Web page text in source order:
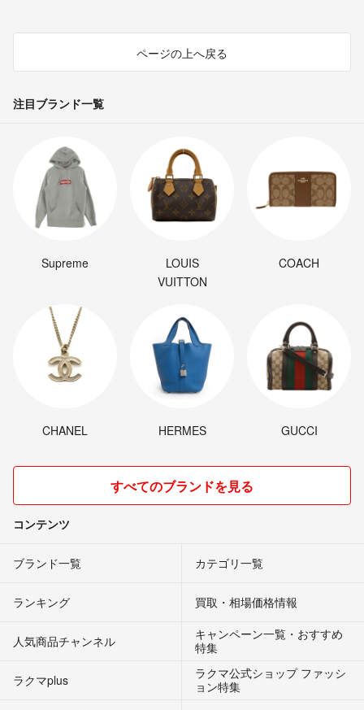
ページの上へ戻る
注目ブランド一覧
Supreme
LOUIS
VUITTON
COACH
CHANEL HERMES GUCCI
すべてのブランドを見る
コンテンツ
ブランド一覧 カテゴリ一覧
ランキング 買取・相場価格情報
人気商品チャンネル
キャンペーン一覧・おすすめ
特集
ラクマplus
ラクマ公式ショップ ファッシ
ョン特集